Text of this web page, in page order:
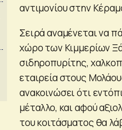
αντιμονίου στην
Σειρά αναμένεται να
χώρο των Κιμμερίων
σιδηροπυρίτης,
εταιρεία στους
ανακοινώσει ότι
μέταλλο, και αφού
του κοιτάσματος θα